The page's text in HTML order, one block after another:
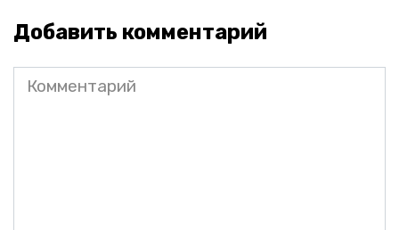
Добавить комментарий
Комментарий